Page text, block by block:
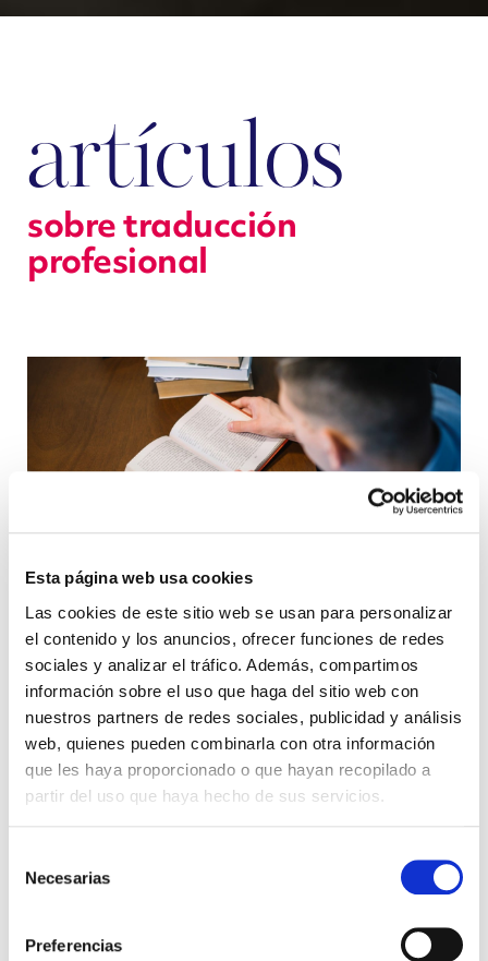
Esta página web usa cookies
Las cookies de este sitio web se usan para personalizar
el contenido y los anuncios, ofrecer funciones de redes
sociales y analizar el tráfico. Además, compartimos
información sobre el uso que haga del sitio web con
nuestros partners de redes sociales, publicidad y análisis
web, quienes pueden combinarla con otra información
que les haya proporcionado o que hayan recopilado a
partir del uso que haya hecho de sus servicios.
Necesarias
Preferencias
artículos
sobre traducción
profesional
El reto del traductor ante el
auge del anglicismo
La labor del traductor profesional va mucho
implica una gestión crítica de la...